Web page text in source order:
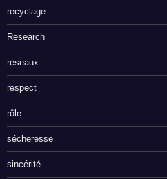
recyclage
Research
réseaux
respect
rôle
sécheresse
sincérité